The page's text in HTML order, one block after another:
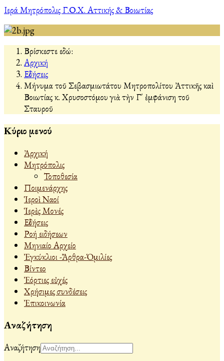
Ιερά Μητρόπολις Γ.Ο.Χ. Αττικής & Βοιωτίας
Βρίσκεστε εδώ:
Αρχική
Εἰδήσεις
Μήνυμα τοῦ Σεβασμιωτάτου Μητροπολίτου Ἀττικῆς καὶ
Βοιωτίας κ. Χρυσοστόμου γιὰ τὴν Γ΄ ἐμφάνιση τοῦ
Σταυροῦ
Κύριο μενού
Ἀρχική
Μητρόπολις
Τοποθεσία
Ποιμενάρχης
Ἱεροὶ Ναοί
Ἱερὲς Μονές
Εἰδήσεις
Ροή ειδήσεων
Μηνιαίο Αρχείο
Ἐγκύκλιοι -Ἄρθρα-Ὁμιλίες
Βίντεο
Ἐόρτιες εὐχές
Χρήσιμες συνδέσεις
Ἐπικοινωνία
Αναζήτηση
Αναζήτηση